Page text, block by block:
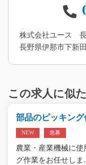
株式会社ユース
長野県伊那市下新
この求人に似
部品のピッキング
NEW 急募
農業・産業機械に
グ作業をお任せし